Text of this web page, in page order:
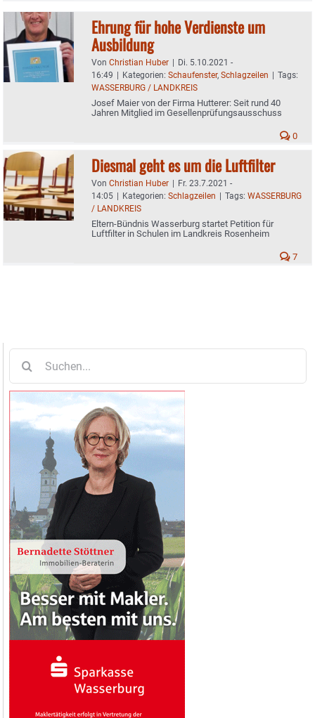
Ehrung für hohe Verdienste um
Ausbildung
Von Christian Huber | Di. 5.10.2021 -
16:49 | Kategorien: Schaufenster, Schlagzeilen | Tags:
WASSERBURG / LANDKREIS
Josef Maier von der Firma Hutterer: Seit rund 40
Jahren Mitglied im Gesellenprüfungsausschuss
0
Diesmal geht es um die Luftfilter
Von Christian Huber | Fr. 23.7.2021 -
14:05 | Kategorien: Schlagzeilen | Tags: WASSERBURG
/ LANDKREIS
Eltern-Bündnis Wasserburg startet Petition für
Luftfilter in Schulen im Landkreis Rosenheim
7
nach: